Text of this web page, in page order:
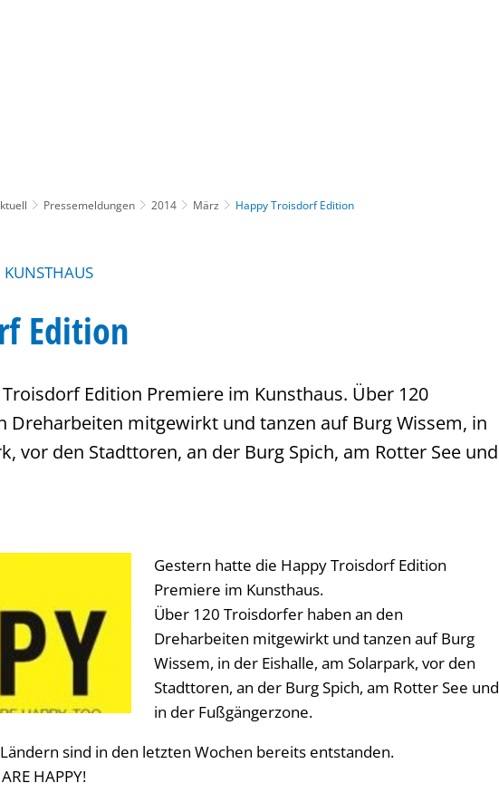
Pressemeldungen 2014 März Happy Troisdorf Edition
KUNSTHAUS
Edition
Edition Premiere im Kunsthaus. Über 120
Dreharbeiten mitgewirkt und tanzen auf Burg Wissem, in
vor den Stadttoren, an der Burg Spich, am Rotter See und
Gestern hatte die Happy Troisdorf Edition
Premiere im Kunsthaus.
Über 120 Troisdorfer haben an den
Dreharbeiten mitgewirkt und tanzen auf Burg
Wissem, in der Eishalle, am Solarpark, vor den
Stadttoren, an der Burg Spich, am Rotter See und
in der Fußgängerzone.
sind in den letzten Wochen bereits entstanden.
HAPPY!